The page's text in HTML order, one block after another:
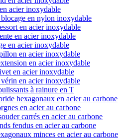
acier inoxydable
en nylon inoxydable
en acier inoxydable
en acier inoxydable
en acier inoxydable
en acier inoxydable
en acier inoxydable
en acier inoxydable
en acier inoxydable
à rainure en T
hexagonaux en acier au carbone
en acier au carbone
carrés en acier au carbone
fendus en acier au carbone
minces en acier au carbone